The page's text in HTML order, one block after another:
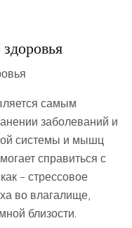
самым
заболеваний и
системы и мышц
справиться с
– стрессовое
во влагалище,
близости.